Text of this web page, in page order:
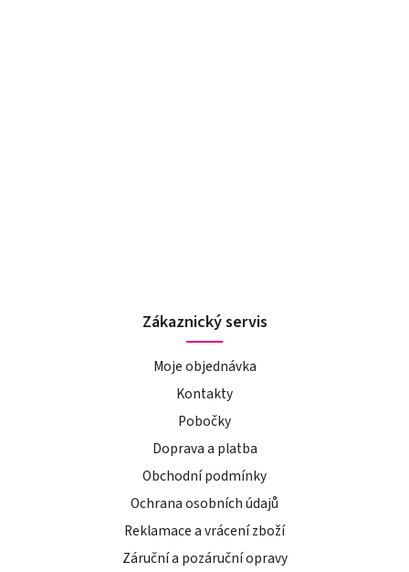
Zákaznický servis
Moje objednávka
Kontakty
Pobočky
Doprava a platba
Obchodní podmínky
Ochrana osobních údajů
Reklamace a vrácení zboží
Záruční a pozáruční opravy